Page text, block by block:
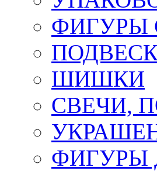
ФИГУРЫ
ШИШКИ
СВЕЧИ,
ФИГУРЫ